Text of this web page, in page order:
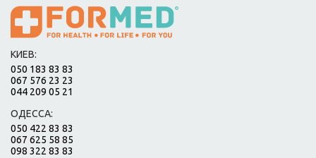
КИЕВ:
050 183 83 83
067 576 23 23
044 209 05 21
ОДЕССА:
050 422 83 83
067 625 58 85
098 322 83 83